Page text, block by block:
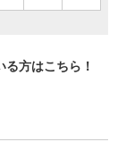
方はこちら！